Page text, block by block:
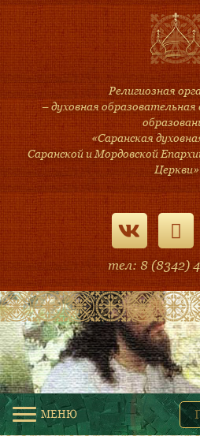
Религиозная
– духовная образовательная
«Саранская
Саранской и Мордовской
Церкви»
тел: 8 (8342)
МЕНЮ